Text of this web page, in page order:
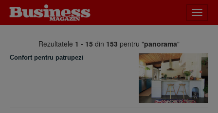
meniu
Rezultatele 1 - 15 din 153 pentru "panorama"
Confort pentru patrupezi